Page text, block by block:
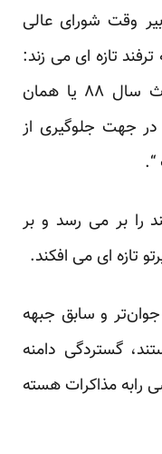
در انتخابات سال ۹۲ و دبیر وقت شورای عالی
تازه ای می زند:
“حصر سران فتنه، ربطی به حوادث سال ۸۸ یا همان
در جهت جلوگیری از
“.
رابر می رسد و بر
تازه ای می افکند.
جوان‌تر و سابق جبهه
گستردگی دامنه
رابه مذاکرات هسته